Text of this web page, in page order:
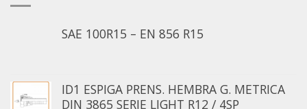
SAE 100R15 – EN 856 R15
ID1 ESPIGA PRENS. HEMBRA G. METRICA
DIN 3865 SERIE LIGHT R12 / 4SP